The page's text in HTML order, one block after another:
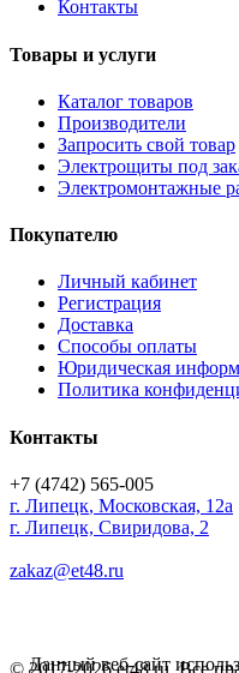
Контакты
Товары и услуги
Каталог товаров
Производители
Запросить свой товар
Электрощиты под
Электромонтажные
Покупателю
Личный кабинет
Регистрация
Доставка
Способы оплаты
Юридическая
Политика
Контакты
+7 (4742) 565-005
г. Липецк, Московская, 12а
г. Липецк, Свиридова, 2
zakaz@et48.ru
© 2017-2026 et48.ru. Все
Данный веб-сайт